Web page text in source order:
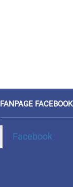
FANPAGE FACEBOOK
Facebook